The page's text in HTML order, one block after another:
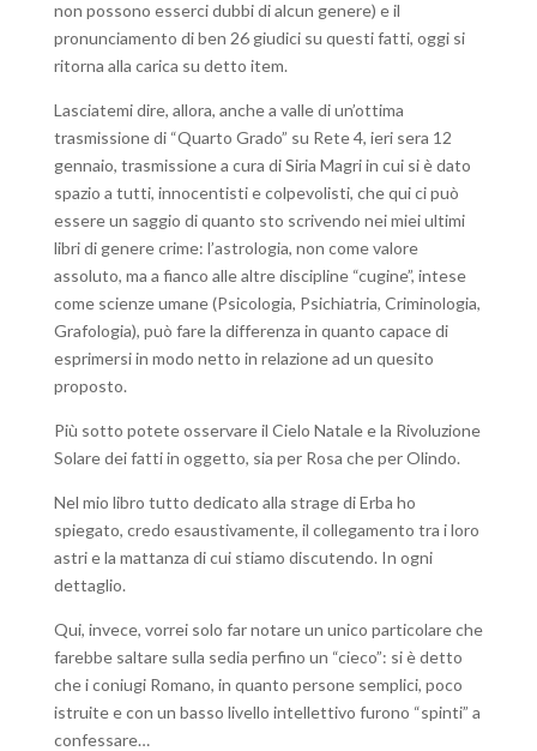
non possono esserci dubbi di alcun genere) e il
pronunciamento di ben 26 giudici su questi fatti, oggi si
ritorna alla carica su detto item.
Lasciatemi dire, allora, anche a valle di un’ottima
trasmissione di “Quarto Grado” su Rete 4, ieri sera 12
gennaio, trasmissione a cura di Siria Magri in cui si è dato
spazio a tutti, innocentisti e colpevolisti, che qui ci può
essere un saggio di quanto sto scrivendo nei miei ultimi
libri di genere crime: l’astrologia, non come valore
assoluto, ma a fianco alle altre discipline “cugine”, intese
come scienze umane (Psicologia, Psichiatria, Criminologia,
Grafologia), può fare la differenza in quanto capace di
esprimersi in modo netto in relazione ad un quesito
proposto.
Più sotto potete osservare il Cielo Natale e la Rivoluzione
Solare dei fatti in oggetto, sia per Rosa che per Olindo.
Nel mio libro tutto dedicato alla strage di Erba ho
spiegato, credo esaustivamente, il collegamento tra i loro
astri e la mattanza di cui stiamo discutendo. In ogni
dettaglio.
Qui, invece, vorrei solo far notare un unico particolare che
farebbe saltare sulla sedia perfino un “cieco”: si è detto
che i coniugi Romano, in quanto persone semplici, poco
istruite e con un basso livello intellettivo furono “spinti” a
confessare…